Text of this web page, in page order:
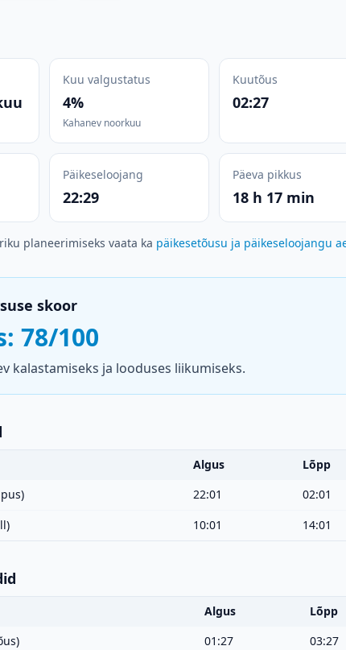
Kuu valgustatus
4%
Kahanev noorkuu
Kuutõus
02:27
Päikeseloojang
22:29
Päeva pikkus
18 h 17 min
planeerimiseks vaata ka päikesetõusu ja päikeseloojangu
skoor
78/100
kalastamiseks ja looduses liikumiseks.
Algus Lõpp
22:01 02:01
10:01 14:01
Algus Lõpp
01:27 03:27